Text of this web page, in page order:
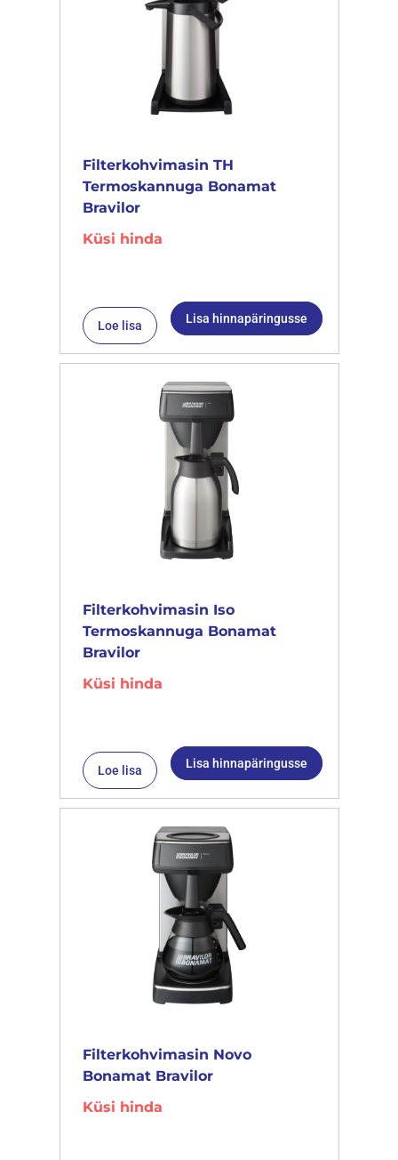
Filterkohvimasin TH
Termoskannuga Bonamat
Bravilor
Küsi hinda
Loe lisa Lisa hinnapäringusse
Filterkohvimasin Iso
Termoskannuga Bonamat
Bravilor
Küsi hinda
Loe lisa Lisa hinnapäringusse
Filterkohvimasin Novo
Bonamat Bravilor
Küsi hinda